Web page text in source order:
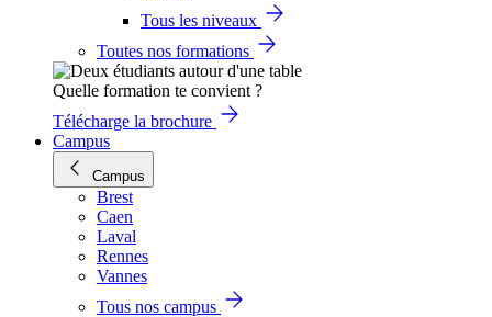
Tous les niveaux
Toutes nos formations
Quelle formation te convient ?
Télécharge la brochure
Campus
Campus
Brest
Caen
Laval
Rennes
Vannes
Tous nos campus